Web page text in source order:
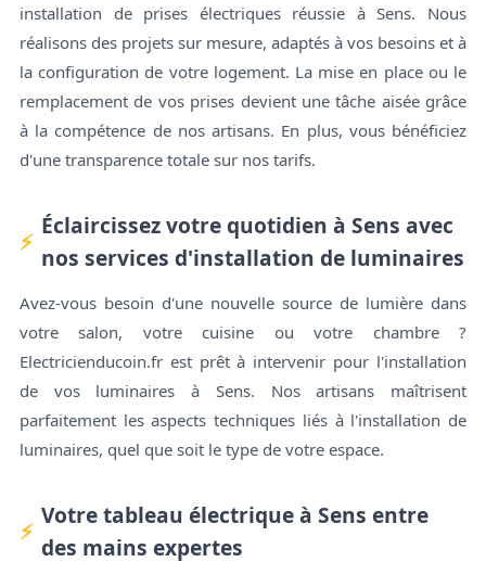
installation de prises électriques réussie à Sens. Nous
réalisons des projets sur mesure, adaptés à vos besoins et à
la configuration de votre logement. La mise en place ou le
remplacement de vos prises devient une tâche aisée grâce
à la compétence de nos artisans. En plus, vous bénéficiez
d'une transparence totale sur nos tarifs.
Éclaircissez votre quotidien à Sens avec
nos services d'installation de luminaires
Avez-vous besoin d'une nouvelle source de lumière dans
votre salon, votre cuisine ou votre chambre ?
Electricienducoin.fr est prêt à intervenir pour l'installation
de vos luminaires à Sens. Nos artisans maîtrisent
parfaitement les aspects techniques liés à l'installation de
luminaires, quel que soit le type de votre espace.
Votre tableau électrique à Sens entre
des mains expertes